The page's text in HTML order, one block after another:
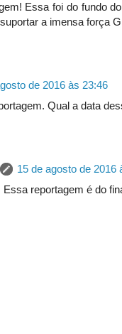
Essa foi do fundo
a imensa força
de 2016 às 23:46
Qual a data
15 de agosto de 2016
Essa reportagem é do